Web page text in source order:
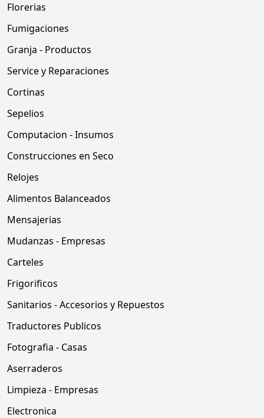
Florerias
Fumigaciones
Granja - Productos
Service y Reparaciones
Cortinas
Sepelios
Computacion - Insumos
Construcciones en Seco
Relojes
Alimentos Balanceados
Mensajerias
Mudanzas - Empresas
Carteles
Frigorificos
Sanitarios - Accesorios y Repuestos
Traductores Publicos
Fotografia - Casas
Aserraderos
Limpieza - Empresas
Electronica